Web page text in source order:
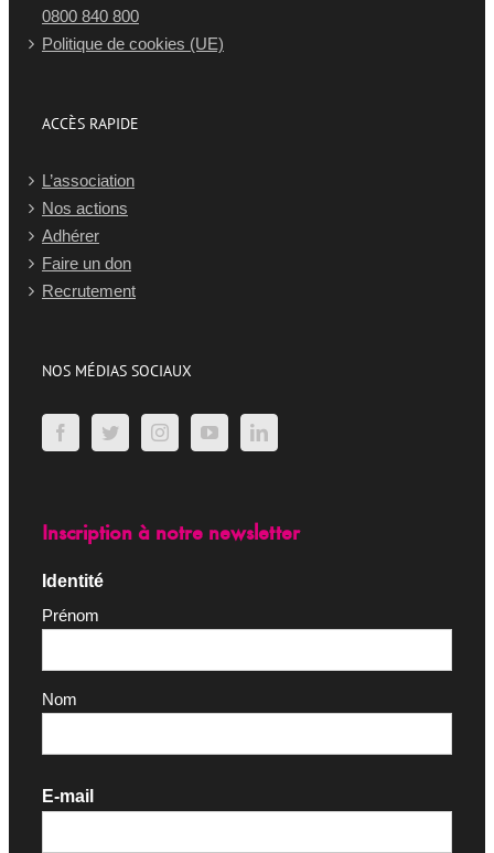
0800 840 800
Politique de cookies (UE)
ACCÈS RAPIDE
L’association
Nos actions
Adhérer
Faire un don
Recrutement
NOS MÉDIAS SOCIAUX
Inscription à notre newsletter
Identité
Prénom
Nom
E-mail